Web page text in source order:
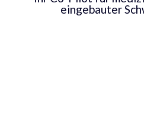
eingebauter